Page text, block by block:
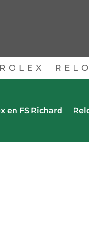
ROLEX
en FS Richard